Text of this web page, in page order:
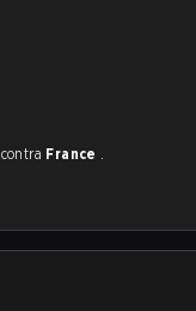
jogou contra France .